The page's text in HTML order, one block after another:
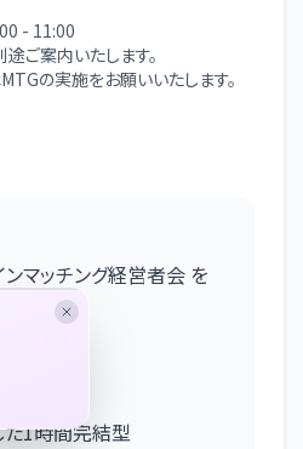
- 11:00
ご案内いたします。
の実施をお願いいたします。
マッチング経営者会 を
1時間完結型